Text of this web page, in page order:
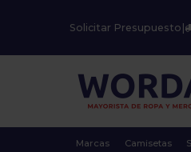
Solicitar Presupuesto
Marcas Camisetas